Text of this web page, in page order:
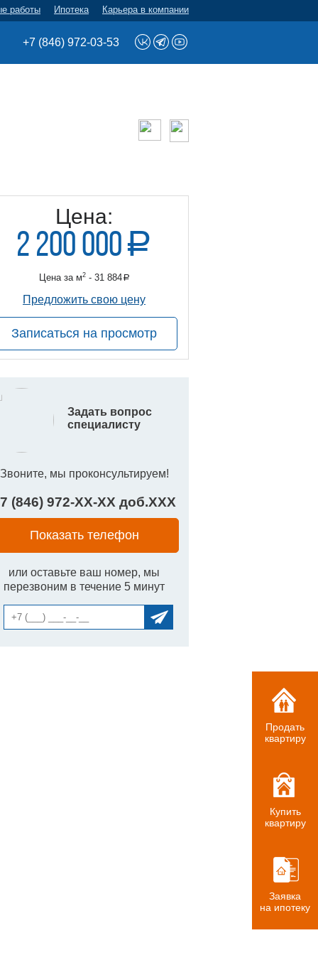
работы Ипотека Карьера в компании
+7 (846) 972-03-53
Цена:
2 200 000 a
руб.
Цена за м2- 31 884 a
Предложить свою цену
Записаться на просмотр
Задать вопрос
специалисту
Звоните, мы проконсультируем!
(846) 972-XX-XX доб.XXX
Показать телефон
или оставьте ваш номер, мы
перезвоним в течение 5 минут
Продать
квартиру
Купить
квартиру
Заявка
на ипотеку